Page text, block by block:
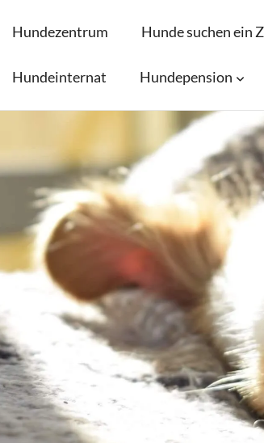
Hundezentrum Hunde suchen ein
Hundeinternat Hundepension